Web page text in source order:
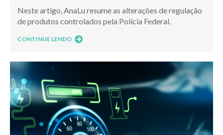
Neste artigo, AnaLu resume as alterações de regulação
de produtos controlados pela Polícia Federal.
CONTINUE LENDO